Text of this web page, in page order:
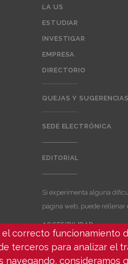
LA US
ESTUDIAR
INVESTIGAR
EMPRESA
DIRECTORIO
QUEJAS Y
SEDE ELECTRÓNICA
EDITORIAL
Si experimenta alguna
página web, puede
User
account
menu
ACCESIBILIDAD
correcto funcionamiento
terceros para analizar el
navegando, consideramos